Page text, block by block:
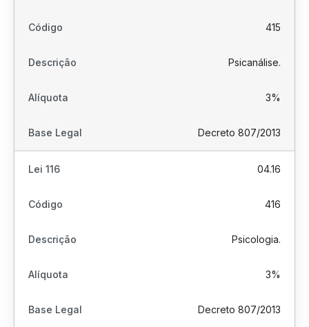
415
Psicanálise.
3%
Decreto 807/2013
04.16
416
Psicologia.
3%
Decreto 807/2013